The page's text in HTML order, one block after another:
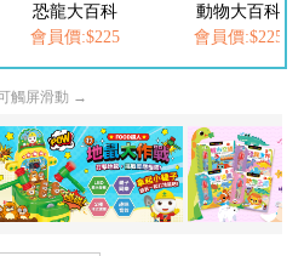
恐龍大百科
會員價:$225
動物大百科
會員價:$225
觸屏滑動 →